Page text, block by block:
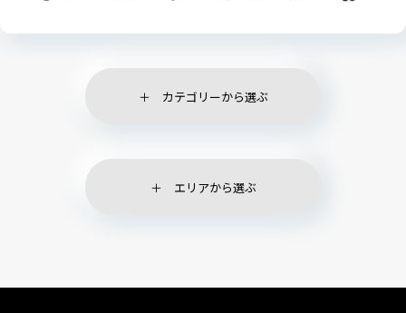
カテゴリーから選ぶ
エリアから選ぶ